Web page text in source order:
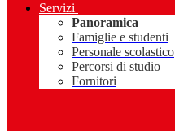
Servizi
Panoramica
Famiglie e studenti
Personale scolastico
Percorsi di studio
Fornitori